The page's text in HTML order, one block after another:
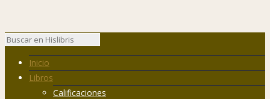
Inicio
Libros
Calificaciones